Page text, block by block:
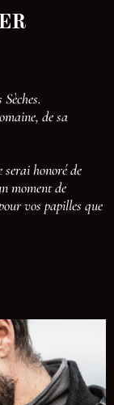
de sa
honoré de
moment de
vos papilles que